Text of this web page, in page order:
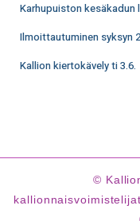
Karhupuiston kesäkadun
Ilmoittautuminen syksyn
Kallion kiertokävely ti 3.6.
©